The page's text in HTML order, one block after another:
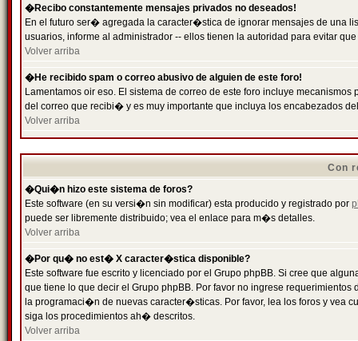
�Recibo constantemente mensajes privados no deseados!
En el futuro ser� agregada la caracter�stica de ignorar mensajes de una
usuarios, informe al administrador -- ellos tienen la autoridad para evitar
Volver arriba
�He recibido spam o correo abusivo de alguien de este foro!
Lamentamos oir eso. El sistema de correo de este foro incluye
del correo que recibi� y es muy importante que incluya los encabezados
Volver arriba
Con
�Qui�n hizo este sistema de foros?
Este software (en su versi�n sin modificar) esta producido y registrado por
puede ser libremente distribuido; vea el enlace para m�s detalles.
Volver arriba
�Por qu� no est� X caracter�stica disponible?
Este software fue escrito y licenciado por el Grupo phpBB. Si cree que
que tiene lo que decir el Grupo phpBB. Por favor no ingrese
la programaci�n de nuevas caracter�sticas. Por favor, lea los foros y vea
siga los procedimientos ah� descritos.
Volver arriba